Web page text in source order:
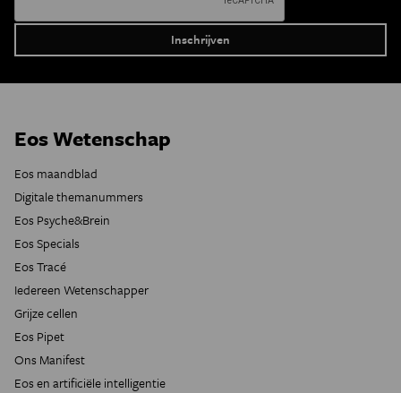
Eos Wetenschap
Eos maandblad
Digitale themanummers
Eos Psyche&Brein
Eos Specials
Eos Tracé
Iedereen Wetenschapper
Grijze cellen
Eos Pipet
Ons Manifest
Eos en artificiële intelligentie